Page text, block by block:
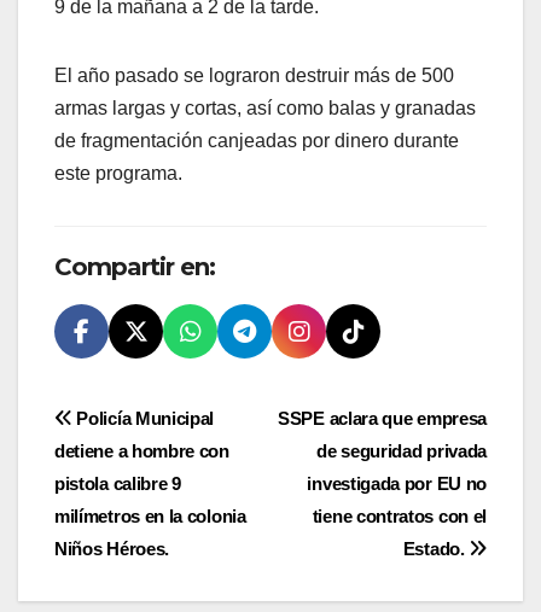
9 de la mañana a 2 de la tarde.
El año pasado se lograron destruir más de 500
armas largas y cortas, así como balas y granadas
de fragmentación canjeadas por dinero durante
este programa.
Compartir en:
Navegación
de
entradas
SSPE aclara que empresa
de seguridad privada
investigada por EU no
tiene contratos con el
Estado.
Policía Municipal
detiene a hombre con
pistola calibre 9
milímetros en la colonia
Niños Héroes.